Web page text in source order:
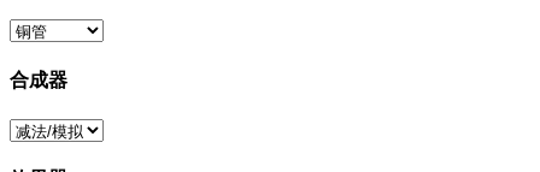
合成器